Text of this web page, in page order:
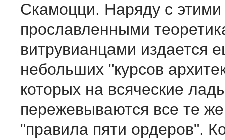
Скамоцци. Наряду с этими
прославленными
витрувианцами издается
небольших "курсов
которых на всяческие
пережевываются все те
"правила пяти ордеров".